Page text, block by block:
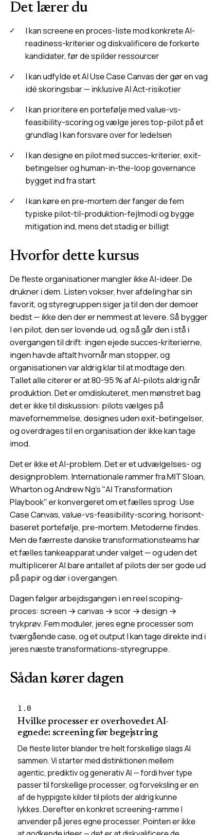
Det lærer du
I kan screene en proces-liste mod konkrete AI-
readiness-kriterier og diskvalificere de forkerte
kandidater, før de spilder ressourcer
I kan udfylde et AI Use Case Canvas der gør en vag
idé skoringsbar — inklusive AI Act-risikotier
I kan prioritere en portefølje med value-vs-
feasibility-scoring og vælge jeres top-pilot på et
grundlag I kan forsvare over for ledelsen
I kan designe en pilot med succes-kriterier, exit-
betingelser og human-in-the-loop governance
bygget ind fra start
I kan køre en pre-mortem der fanger de fem
typiske pilot-til-produktion-fejlmodi og bygge
mitigation ind, mens det stadig er billigt
Hvorfor dette kursus
De fleste organisationer mangler ikke AI-ideer. De
drukner i dem. Listen vokser, hver afdeling har sin
favorit, og styregruppen siger ja til den der demoer
bedst — ikke den der er nemmest at levere. Så bygger
I en pilot, den ser lovende ud, og så går den i stå i
overgangen til drift: ingen ejede succes-kriterierne,
ingen havde aftalt hvornår man stopper, og
organisationen var aldrig klar til at modtage den.
Tallet alle citerer er at 80-95 % af AI-pilots aldrig når
produktion. Det er omdiskuteret, men mønstret bag
det er ikke til diskussion: pilots vælges på
mavefornemmelse, designes uden exit-betingelser,
og overdrages til en organisation der ikke kan tage
imod.
Det er ikke et AI-problem. Det er et udvælgelses- og
designproblem. Internationale rammer fra MIT Sloan,
Wharton og Andrew Ng's "AI Transformation
Playbook" er konvergeret om et fælles sprog: Use
Case Canvas, value-vs-feasibility-scoring, horisont-
baseret portefølje, pre-mortem. Metoderne findes.
Men de færreste danske transformationsteams har
et fælles tankeapparat under valget — og uden det
multiplicerer AI bare antallet af pilots der ser gode ud
på papir og dør i overgangen.
Dagen følger arbejdsgangen i en reel scoping-
proces: screen → canvas → scor → design →
trykprøv. Fem moduler, jeres egne processer som
tværgående case, og et output I kan tage direkte ind i
jeres næste transformations-styregruppe.
Sådan kører dagen
1.0
Hvilke processer er overhovedet AI-
egnede: screening før begejstring
De fleste lister blander tre helt forskellige slags AI
sammen. Vi starter med distinktionen mellem
agentic, prediktiv og generativ AI — fordi hver type
passer til forskellige processer, og forveksling er en
af de hyppigste kilder til pilots der aldrig kunne
lykkes. Derefter en konkret screening-ramme I
anvender på jeres egne processer. Pointen er ikke